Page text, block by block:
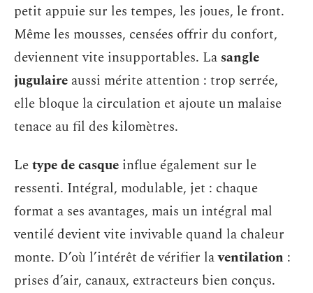
petit appuie sur les tempes, les joues, le front.
Même les mousses, censées offrir du confort,
deviennent vite insupportables. La sangle
jugulaire aussi mérite attention : trop serrée,
elle bloque la circulation et ajoute un malaise
tenace au fil des kilomètres.
Letype de casque influe également sur le
ressenti. Intégral, modulable, jet : chaque
format a ses avantages, mais un intégral mal
ventilé devient vite invivable quand la chaleur
monte. D’où l’intérêt de vérifier laventilation :
prises d’air, canaux, extracteurs bien conçus.